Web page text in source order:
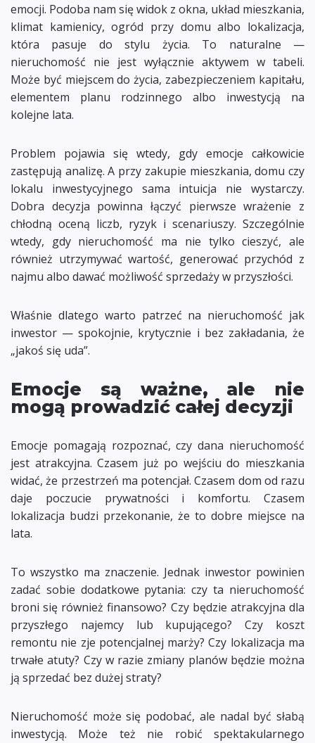
emocji. Podoba nam się widok z okna, układ mieszkania,
klimat kamienicy, ogród przy domu albo lokalizacja,
która pasuje do stylu życia. To naturalne —
nieruchomość nie jest wyłącznie aktywem w tabeli.
Może być miejscem do życia, zabezpieczeniem kapitału,
elementem planu rodzinnego albo inwestycją na
kolejne lata.
Problem pojawia się wtedy, gdy emocje całkowicie
zastępują analizę. A przy zakupie mieszkania, domu czy
lokalu inwestycyjnego sama intuicja nie wystarczy.
Dobra decyzja powinna łączyć pierwsze wrażenie z
chłodną oceną liczb, ryzyk i scenariuszy. Szczególnie
wtedy, gdy nieruchomość ma nie tylko cieszyć, ale
również utrzymywać wartość, generować przychód z
najmu albo dawać możliwość sprzedaży w przyszłości.
Właśnie dlatego warto patrzeć na nieruchomość jak
inwestor — spokojnie, krytycznie i bez zakładania, że
„jakoś się uda”.
Emocje są ważne, ale nie
mogą prowadzić całej decyzji
Emocje pomagają rozpoznać, czy dana nieruchomość
jest atrakcyjna. Czasem już po wejściu do mieszkania
widać, że przestrzeń ma potencjał. Czasem dom od razu
daje poczucie prywatności i komfortu. Czasem
lokalizacja budzi przekonanie, że to dobre miejsce na
lata.
To wszystko ma znaczenie. Jednak inwestor powinien
zadać sobie dodatkowe pytania: czy ta nieruchomość
broni się również finansowo? Czy będzie atrakcyjna dla
przyszłego najemcy lub kupującego? Czy koszt
remontu nie zje potencjalnej marży? Czy lokalizacja ma
trwałe atuty? Czy w razie zmiany planów będzie można
ją sprzedać bez dużej straty?
Nieruchomość może się podobać, ale nadal być słabą
inwestycją. Może też nie robić spektakularnego